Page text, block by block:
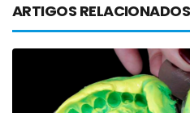
ARTIGOS RELACIONADOS